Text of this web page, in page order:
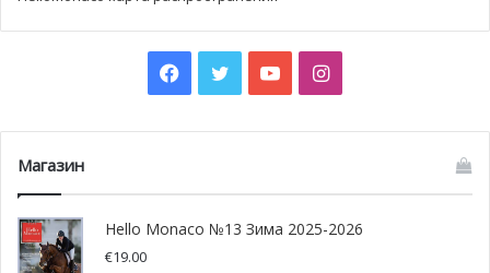
Facebook
TwitterYouTubeInstagram
Магазин
Hello Monaco №13 Зима 2025-2026
€19.00